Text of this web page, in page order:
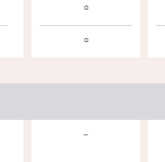
○
○
－